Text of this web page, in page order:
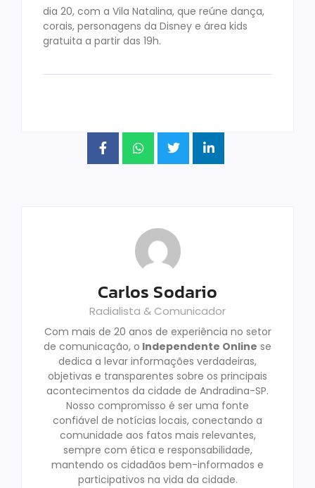
dia 20, com a Vila Natalina, que reúne dança,
corais, personagens da Disney e área kids
gratuita a partir das 19h.
Carlos Sodario
Radialista & Comunicador
Com mais de 20 anos de experiência no setor
de comunicação, o Independente Online se
dedica a levar informações verdadeiras,
objetivas e transparentes sobre os principais
acontecimentos da cidade de Andradina-SP.
Nosso compromisso é ser uma fonte
confiável de notícias locais, conectando a
comunidade aos fatos mais relevantes,
sempre com ética e responsabilidade,
mantendo os cidadãos bem-informados e
participativos na vida da cidade.